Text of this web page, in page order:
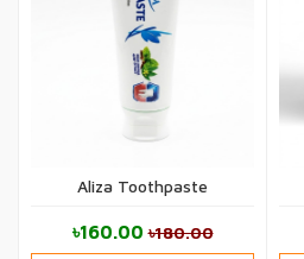
Aliza Toothpaste
৳160.00 ৳180.00